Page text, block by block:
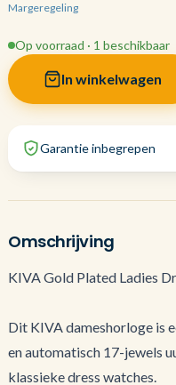
Margeregeling
Op voorraad · 1 beschikbaar
In winkelwagen
Garantie inbegrepen
Omschrijving
KIVA Gold Plated Ladies
Dit KIVA dameshorloge is
en automatisch 17-jewels
klassieke dress watches.